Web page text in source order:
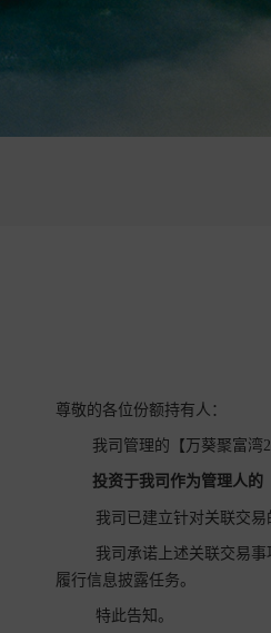
尊敬的各位份额持有人：
我司管理的【万葵聚富湾
投资于我司作为管理人的
我司已建立针对关联交
我司承诺上述关联交易
履行信息披露任务。
特此告知。